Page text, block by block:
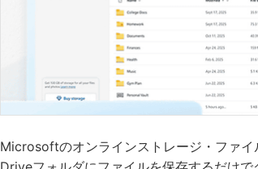
Microsoftのオンラインストレージ・ファ